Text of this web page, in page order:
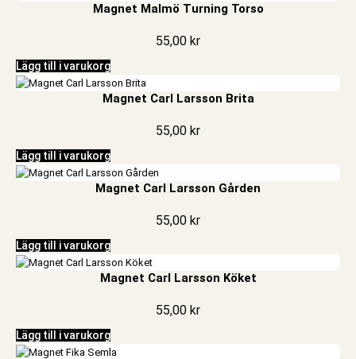
Magnet Malmö Turning Torso
55,00 kr
Lägg till i varukorg
Magnet Carl Larsson Brita
55,00 kr
Lägg till i varukorg
Magnet Carl Larsson Gården
55,00 kr
Lägg till i varukorg
Magnet Carl Larsson Köket
55,00 kr
Lägg till i varukorg